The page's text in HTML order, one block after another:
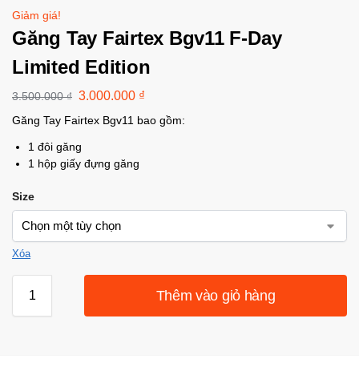
Giảm giá!
Găng Tay Fairtex Bgv11 F-Day
Limited Edition
3.500.000₫ 3.000.000 ₫
Găng Tay Fairtex Bgv11 bao gồm:
1 đôi găng
1 hộp giấy đựng găng
Size
Xóa
Thêm vào giỏ hàng